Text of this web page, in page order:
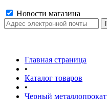
Новости магазина
Главная страница
•
Каталог товаров
•
Черный металлопрокат